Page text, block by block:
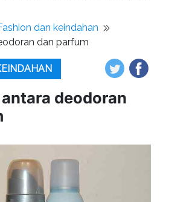
dan keindahan
dan parfum
deodoran